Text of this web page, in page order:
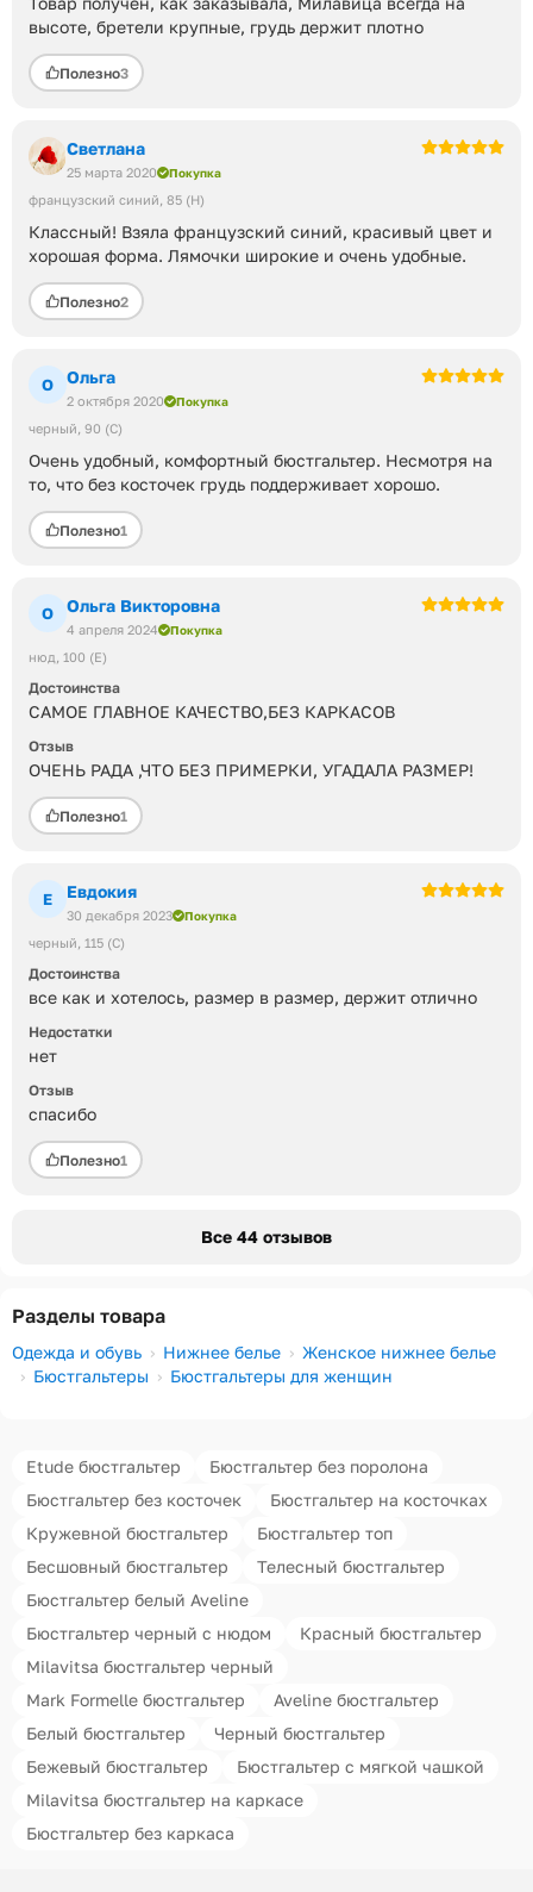
высоте, бретели крупные, грудь держит плотно
Полезно3
Светлана
25 марта 2020 Покупка
французский синий 85 (H)
Классный! Взяла французский синий, красивый цвет и
хорошая форма. Лямочки широкие и очень удобные.
Полезно2
О Ольга
2 октября 2020 Покупка
черный 90 (C)
Очень удобный, комфортный бюстгальтер. Несмотря на
то, что без косточек грудь поддерживает хорошо.
Полезно1
О Ольга Викторовна
4 апреля 2024 Покупка
нюд 100 (E)
Достоинства
САМОЕ ГЛАВНОЕ КАЧЕСТВО,БЕЗ КАРКАСОВ
Отзыв
ОЧЕНЬ РАДА ,ЧТО БЕЗ ПРИМЕРКИ, УГАДАЛА РАЗМЕР!
Полезно1
Е Евдокия
30 декабря 2023 Покупка
черный 115 (C)
Достоинства
все как и хотелось, размер в размер, держит отлично
Недостатки
нет
Отзыв
спасибо
Полезно1
Все 44 отзывов
Разделы товара
Одежда и обувь Нижнее белье
Женское нижнее белье
Бюстгальтеры
Бюстгальтеры для женщин
Etude бюстгальтер
Бюстгальтер без поролона
Бюстгальтер без косточек
Бюстгальтер на косточках
Кружевной бюстгальтер
Бюстгальтер топ
Бесшовный бюстгальтер
Телесный бюстгальтер
Бюстгальтер белый Aveline
Бюстгальтер черный с нюдом
Красный бюстгальтер
Milavitsa бюстгальтер черный
Mark Formelle бюстгальтер
Aveline бюстгальтер
Белый бюстгальтер
Черный бюстгальтер
Бежевый бюстгальтер
Бюстгальтер с мягкой чашкой
Milavitsa бюстгальтер на каркасе
Бюстгальтер без каркаса